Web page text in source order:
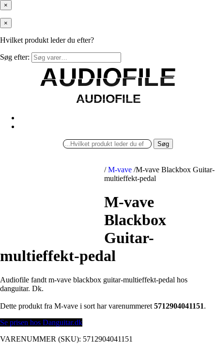
×
×
Hvilket produkt leder du efter?
Søg efter:
AUDIOFILE
AUDIOFILE
AUDIOFILE
AUDIOFILE
Søg
/ M-vave /M-vave Blackbox Guitar-
multieffekt-pedal
M-vave
Blackbox
Guitar-
multieffekt-pedal
Audiofile fandt m-vave blackbox guitar-multieffekt-pedal hos
danguitar. Dk.
Dette produkt fra M-vave i sort har varenummeret 5712904041151.
Se prisen hos Danguitar.dk
VARENUMMER (SKU): 5712904041151